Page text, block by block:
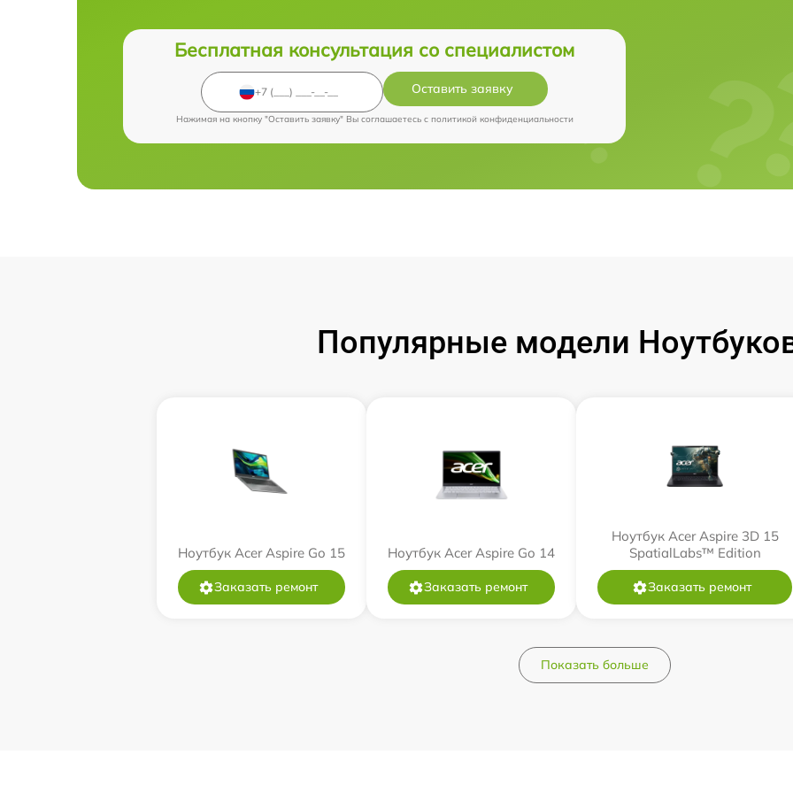
Бесплатная консультация со специалистом
Оставить заявку
Нажимая на кнопку "Оставить заявку" Вы соглашаетесь c политикой конфиденциальности
Популярные модели
Ноутбук Acer Aspire Go 15
Заказать ремонт
Ноутбук Acer Aspire Go 14
Заказать ремонт
Ноутбук Acer Aspire 3D 15
SpatialLabs™ Edition
Заказать ремонт
Показать больше